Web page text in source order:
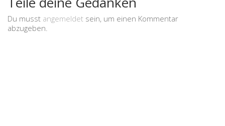
Du musst angemeldet sein, um einen Kommentar
abzugeben.